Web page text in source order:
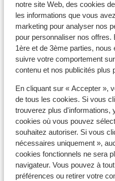
notre site Web, des cookies
les informations que vous
marketing pour analyser nos
pour personnaliser nos
1ère et de 3ème parties,
suivre votre comportement
contenu et nos publicités plus
En cliquant sur « Accepter »,
de tous les cookies. Si vous
trouverez plus d'informations,
cookies où vous pouvez
souhaitez autoriser. Si vous
nécessaires uniquement »,
cookies fonctionnels ne sera
navigateur. Vous pouvez à
préférences ou retirer votre
Afficher
À proximité
Distance de la plage
sable)
Distance du centre-ville:
Sur le boulevard
Distance de l'aéroport
Sur une route principale